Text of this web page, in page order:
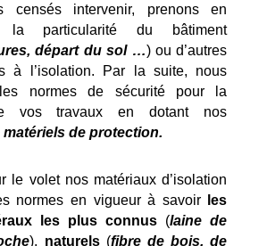
censés intervenir, prenons en
la particularité du bâtiment
départ du sol …) ou d’autres
à l’isolation. Par la suite, nous
normes de sécurité pour la
vos travaux en dotant nos
matériels de protection.
le volet nos matériaux d’isolation
normes en vigueur à savoirles
les plus connus (laine de
), naturels(fibre de bois, de